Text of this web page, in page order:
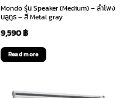
Mondo รุ่น Speaker (Medium) – ลำโพง
บลูทูธ – สี Metal gray
9,590฿
Read more